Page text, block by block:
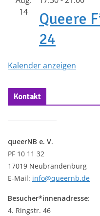
14
Queere
24
Kalender anzeigen
Kontakt
queerNB e. V.
PF 10 11 32
17019 Neubrandenburg
E-Mail: info@queernb.de
Besucher*innenadresse:
4. Ringstr. 46